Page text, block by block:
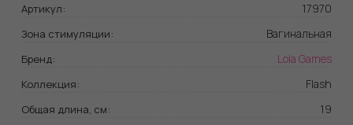
Артикул: 17970
Зона стимуляции: Вагинальная
Бренд: Lola Games
Коллекция: Flash
Общая длина, см: 19